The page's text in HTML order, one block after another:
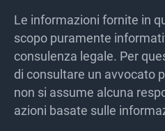
Le informazioni fornite in
scopo puramente
consulenza legale. Per
di consultare un avvocato
non si assume alcuna
azioni basate sulle